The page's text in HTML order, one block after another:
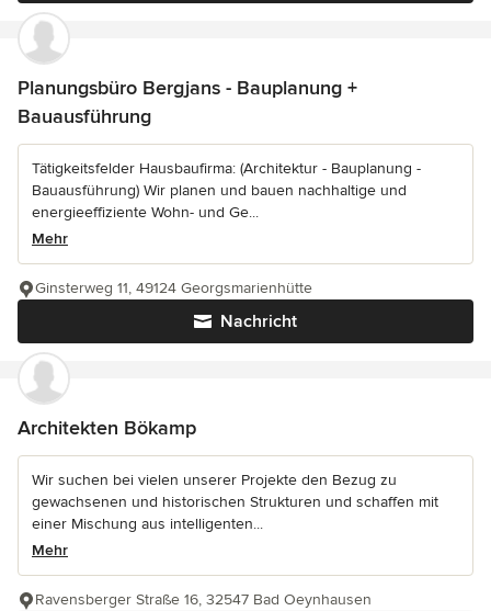
Planungsbüro Bergjans - Bauplanung +
Bauausführung
Tätigkeitsfelder Hausbaufirma: (Architektur - Bauplanung -
Bauausführung) Wir planen und bauen nachhaltige und
energieeffiziente Wohn- und Ge...
Mehr
Nachricht
Ginsterweg 11, 49124 Georgsmarienhütte
Architekten Bökamp
Wir suchen bei vielen unserer Projekte den Bezug zu
gewachsenen und historischen Strukturen und schaffen mit
einer Mischung aus intelligenten...
Mehr
Ravensberger Straße 16, 32547 Bad Oeynhausen